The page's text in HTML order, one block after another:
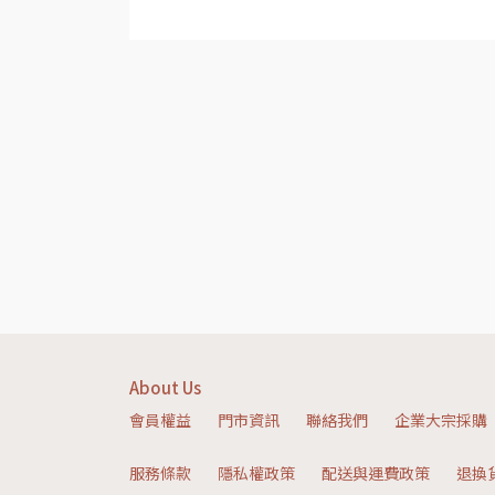
About Us
會員權益 門市資訊 聯絡我們 企業大宗採購
服務條款 隱私權政策 配送與運費政策 退換